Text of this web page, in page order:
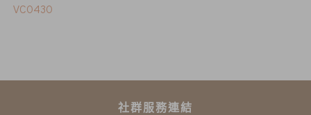
VC0430
社群服務連結